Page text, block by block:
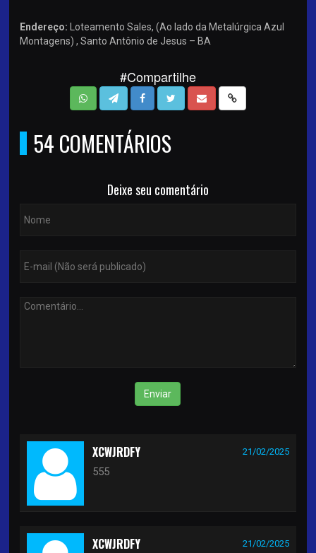
Endereço: Loteamento Sales, (Ao lado da Metalúrgica Azul
Montagens) , Santo Antônio de Jesus – BA
#Compartilhe
54 COMENTÁRIOS
Deixe seu comentário
Enviar
XCWJRDFY 21/02/2025
555
XCWJRDFY 21/02/2025